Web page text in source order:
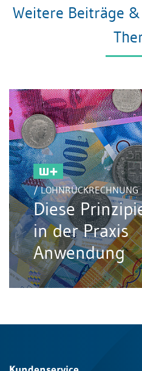
Weitere Beiträge
/ LOHNRÜCKRECHNUNG
Diese
in der Praxis
Anwendung